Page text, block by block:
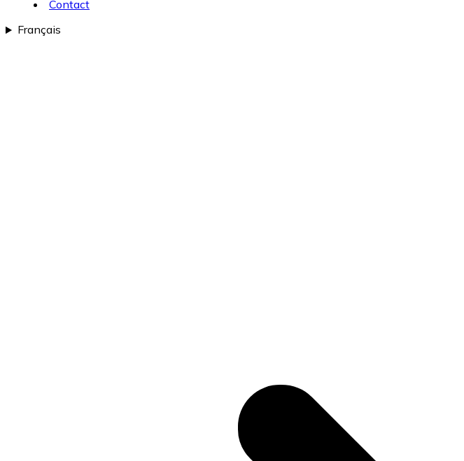
Contact
Français